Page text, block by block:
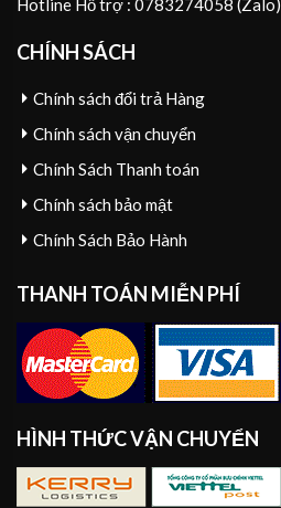
Hotline Hỗ trợ : 0783274058 (Zalo)
CHÍNH SÁCH
Chính sách đổi trả Hàng
Chính sách vận chuyển
Chính Sách Thanh toán
Chính sách bảo mật
Chính Sách Bảo Hành
THANH TOÁN MIỄN PHÍ
HÌNH THỨC VẬN CHUYỂN